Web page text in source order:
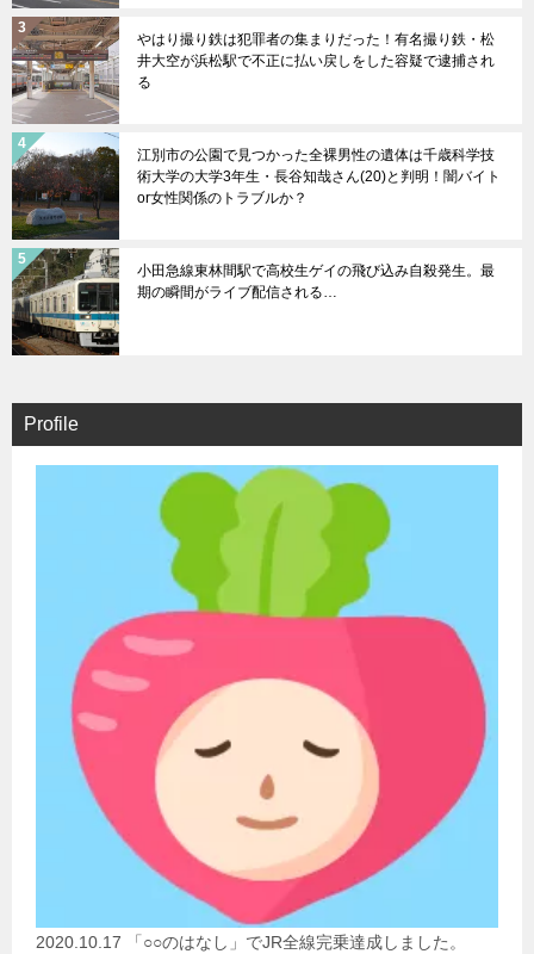
やはり撮り鉄は犯罪者の集まりだった！有名撮り鉄・松
井大空が浜松駅で不正に払い戻しをした容疑で逮捕され
る
江別市の公園で見つかった全裸男性の遺体は千歳科学技
術大学の大学3年生・長谷知哉さん(20)と判明！闇バイト
or女性関係のトラブルか？
小田急線東林間駅で高校生ゲイの飛び込み自殺発生。最
期の瞬間がライブ配信される…
Profile
2020.10.17 「○○のはなし」でJR全線完乗達成しました。